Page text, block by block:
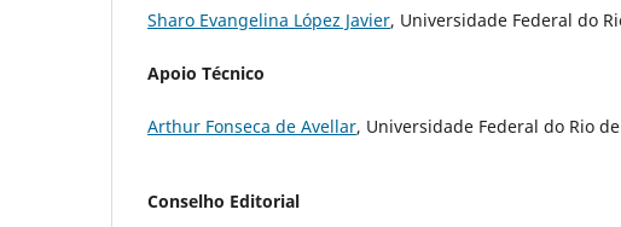
Sharo Evangelina López Javier, Universidade Federal do
Apoio Técnico
Arthur Fonseca de Avellar, Universidade Federal do Rio
Conselho Editorial